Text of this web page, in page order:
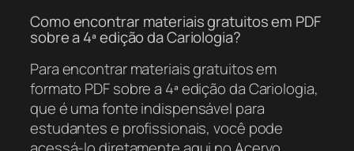
Como encontrar materiais gratuitos em PDF
sobre a 4ª edição da Cariologia?
Para encontrar materiais gratuitos em
formato PDF sobre a 4ª edição da Cariologia,
que é uma fonte indispensável para
estudantes e profissionais, você pode